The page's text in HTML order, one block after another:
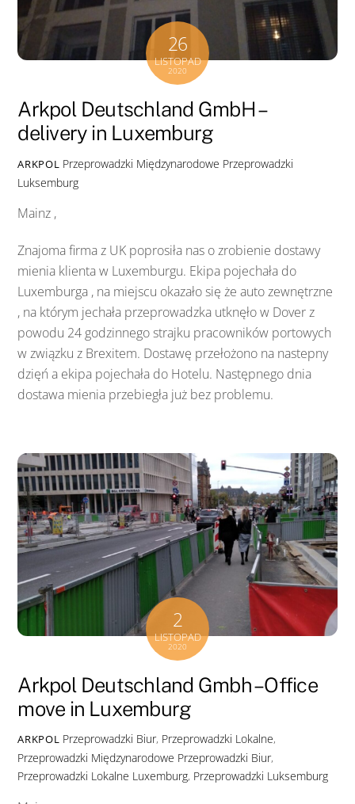
26
LISTOPAD
2020
Arkpol Deutschland GmbH –
delivery in Luxemburg
ARKPOL Przeprowadzki Międzynarodowe Przeprowadzki
Luksemburg
Mainz ,
Znajoma firma z UK poprosiła nas o zrobienie dostawy
mienia klienta w Luxemburgu. Ekipa pojechała do
Luxemburga , na miejscu okazało się że auto zewnętrzne
, na którym jechała przeprowadzka utknęło w Dover z
powodu 24 godzinnego strajku pracowników portowych
w związku z Brexitem. Dostawę przełożono na nastepny
dzięń a ekipa pojechała do Hotelu. Następnego dnia
dostawa mienia przebiegła już bez problemu.
2
LISTOPAD
2020
Arkpol Deutschland Gmbh – Office
move in Luxemburg
ARKPOL Przeprowadzki Biur, Przeprowadzki Lokalne,
Przeprowadzki Międzynarodowe Przeprowadzki Biur,
Przeprowadzki Lokalne Luxemburg, Przeprowadzki Luksemburg